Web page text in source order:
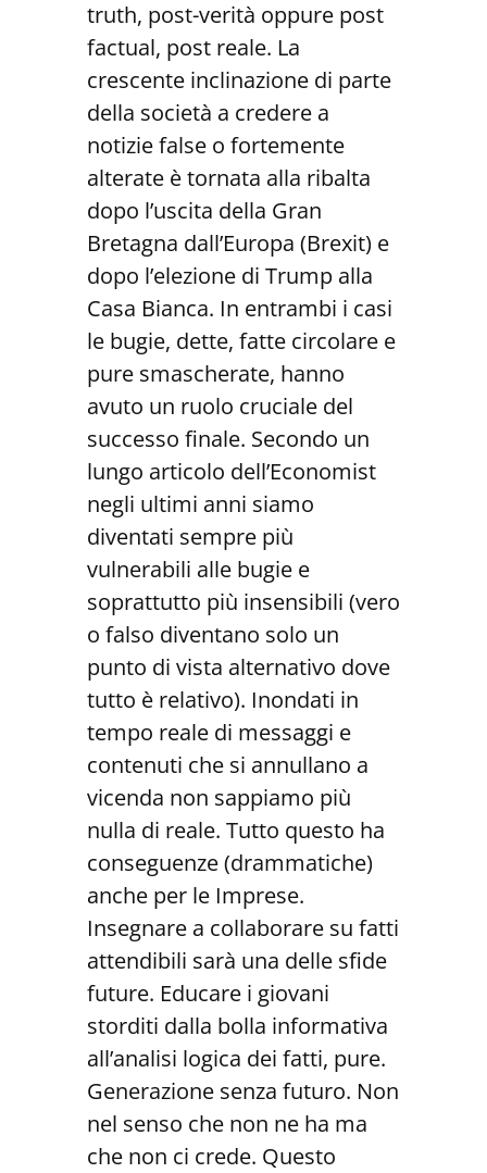
truth, post-verità oppure post
factual, post reale. La
crescente inclinazione di parte
della società a credere a
notizie false o fortemente
alterate è tornata alla ribalta
dopo l’uscita della Gran
Bretagna dall’Europa (Brexit) e
dopo l’elezione di Trump alla
Casa Bianca. In entrambi i casi
le bugie, dette, fatte circolare e
pure smascherate, hanno
avuto un ruolo cruciale del
successo finale. Secondo un
lungo articolo dell’Economist
negli ultimi anni siamo
diventati sempre più
vulnerabili alle bugie e
soprattutto più insensibili (vero
o falso diventano solo un
punto di vista alternativo dove
tutto è relativo). Inondati in
tempo reale di messaggi e
contenuti che si annullano a
vicenda non sappiamo più
nulla di reale. Tutto questo ha
conseguenze (drammatiche)
anche per le Imprese.
Insegnare a collaborare su fatti
attendibili sarà una delle sfide
future. Educare i giovani
storditi dalla bolla informativa
all’analisi logica dei fatti, pure.
Generazione senza futuro. Non
nel senso che non ne ha ma
che non ci crede. Questo